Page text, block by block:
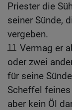
Priester die
seiner Sünde,
vergeben.
11 Vermag er
oder zwei
für seine
Scheffel
aber kein Öl